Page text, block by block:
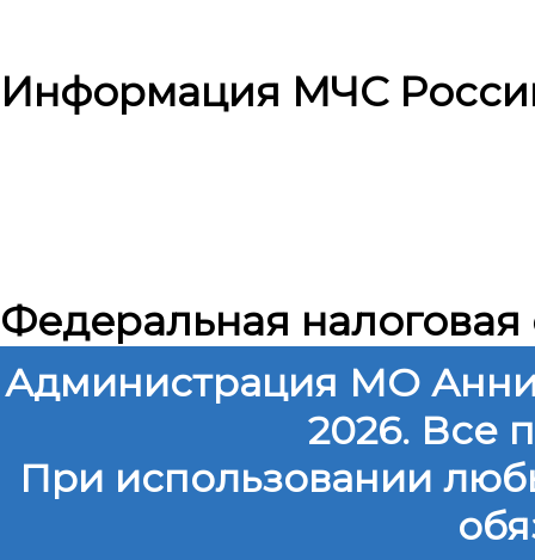
Информация МЧС
Федеральная налоговая
Администрация МО
2026. Все
При использовании